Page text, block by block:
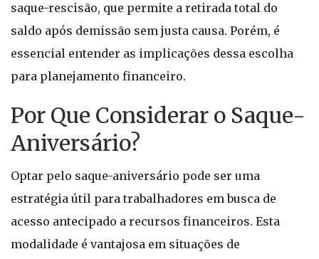
saque-rescisão, que permite a retirada total do
saldo após demissão sem justa causa. Porém, é
essencial entender as implicações dessa escolha
para planejamento financeiro.
Por Que Considerar o Saque-
Aniversário?
Optar pelo saque-aniversário pode ser uma
estratégia útil para trabalhadores em busca de
acesso antecipado a recursos financeiros. Esta
modalidade é vantajosa em situações de